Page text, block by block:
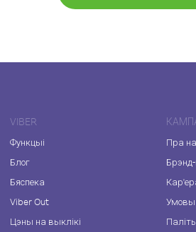
VIBER
Функцыі
Блог
Бяспека
Viber Out
Цэны на выклікі
Пра
Умовы